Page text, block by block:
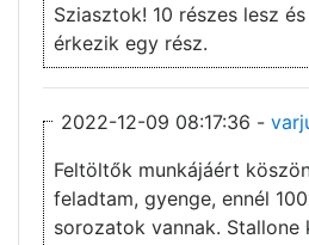
Sziasztok! 10 részes lesz
érkezik egy rész.
2022-12-09 08:17:36 -
Feltöltők munkájáért
feladtam, gyenge, ennél
sorozatok vannak. Stallone